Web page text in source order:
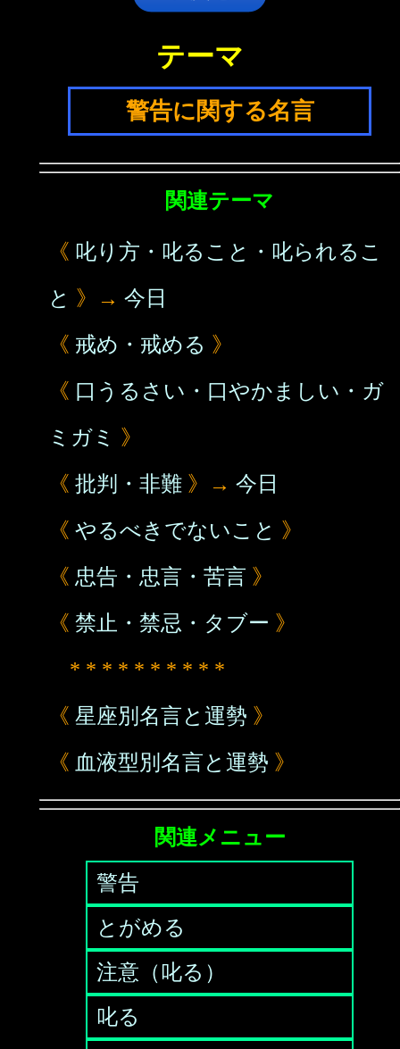
テーマ
警告に関する名言
関連テーマ
《 叱り方・叱ること・叱られるこ
と 》→ 今日
《 戒め・戒める 》
《 口うるさい・口やかましい・ガ
ミガミ
》
《 批判・非難 》→ 今日
《 やるべきでないこと 》
《 忠告・忠言・苦言 》
《 禁止・禁忌・タブー 》
* * * * * * * * * *
《 星座別名言と運勢 》
《 血液型別名言と運勢 》
関連メニュー
警告
とがめる
注意（叱る）
叱る